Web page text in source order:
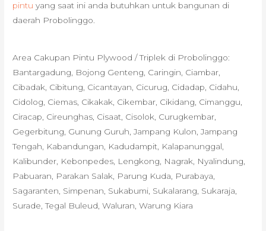
pintu yang saat ini anda butuhkan untuk bangunan di
daerah Probolinggo.
Area Cakupan Pintu Plywood / Triplek di Probolinggo:
Bantargadung, Bojong Genteng, Caringin, Ciambar,
Cibadak, Cibitung, Cicantayan, Cicurug, Cidadap, Cidahu,
Cidolog, Ciemas, Cikakak, Cikembar, Cikidang, Cimanggu,
Ciracap, Cireunghas, Cisaat, Cisolok, Curugkembar,
Gegerbitung, Gunung Guruh, Jampang Kulon, Jampang
Tengah, Kabandungan, Kadudampit, Kalapanunggal,
Kalibunder, Kebonpedes, Lengkong, Nagrak, Nyalindung,
Pabuaran, Parakan Salak, Parung Kuda, Purabaya,
Sagaranten, Simpenan, Sukabumi, Sukalarang, Sukaraja,
Surade, Tegal Buleud, Waluran, Warung Kiara